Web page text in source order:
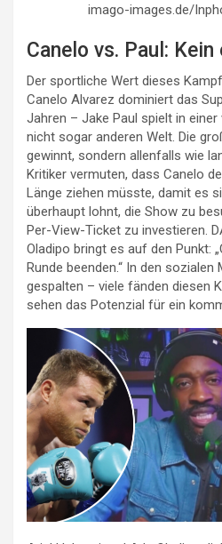
imago-images.de/
Canelo vs. Paul:
Der sportliche Wert dieses
Canelo Alvarez dominiert das
Jahren – Jake Paul spielt in einer
nicht sogar anderen Welt. Die
gewinnt, sondern allenfalls wie
Kritiker vermuten, dass Canelo
Länge ziehen müsste, damit es
überhaupt lohnt, die Show zu
Per-View-Ticket zu investieren.
Oladipo bringt es auf den Punkt:
Runde beenden.“ In den sozialen
gespalten – viele fänden diesen
sehen das Potenzial für ein